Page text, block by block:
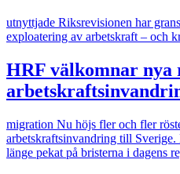
utnyttjade Riksrevisionen har
exploatering av arbetskraft – och
HRF välkomnar nya
migration Nu höjs fler och fler
arbetskraftsinvandring till
länge pekat på bristerna i dagens